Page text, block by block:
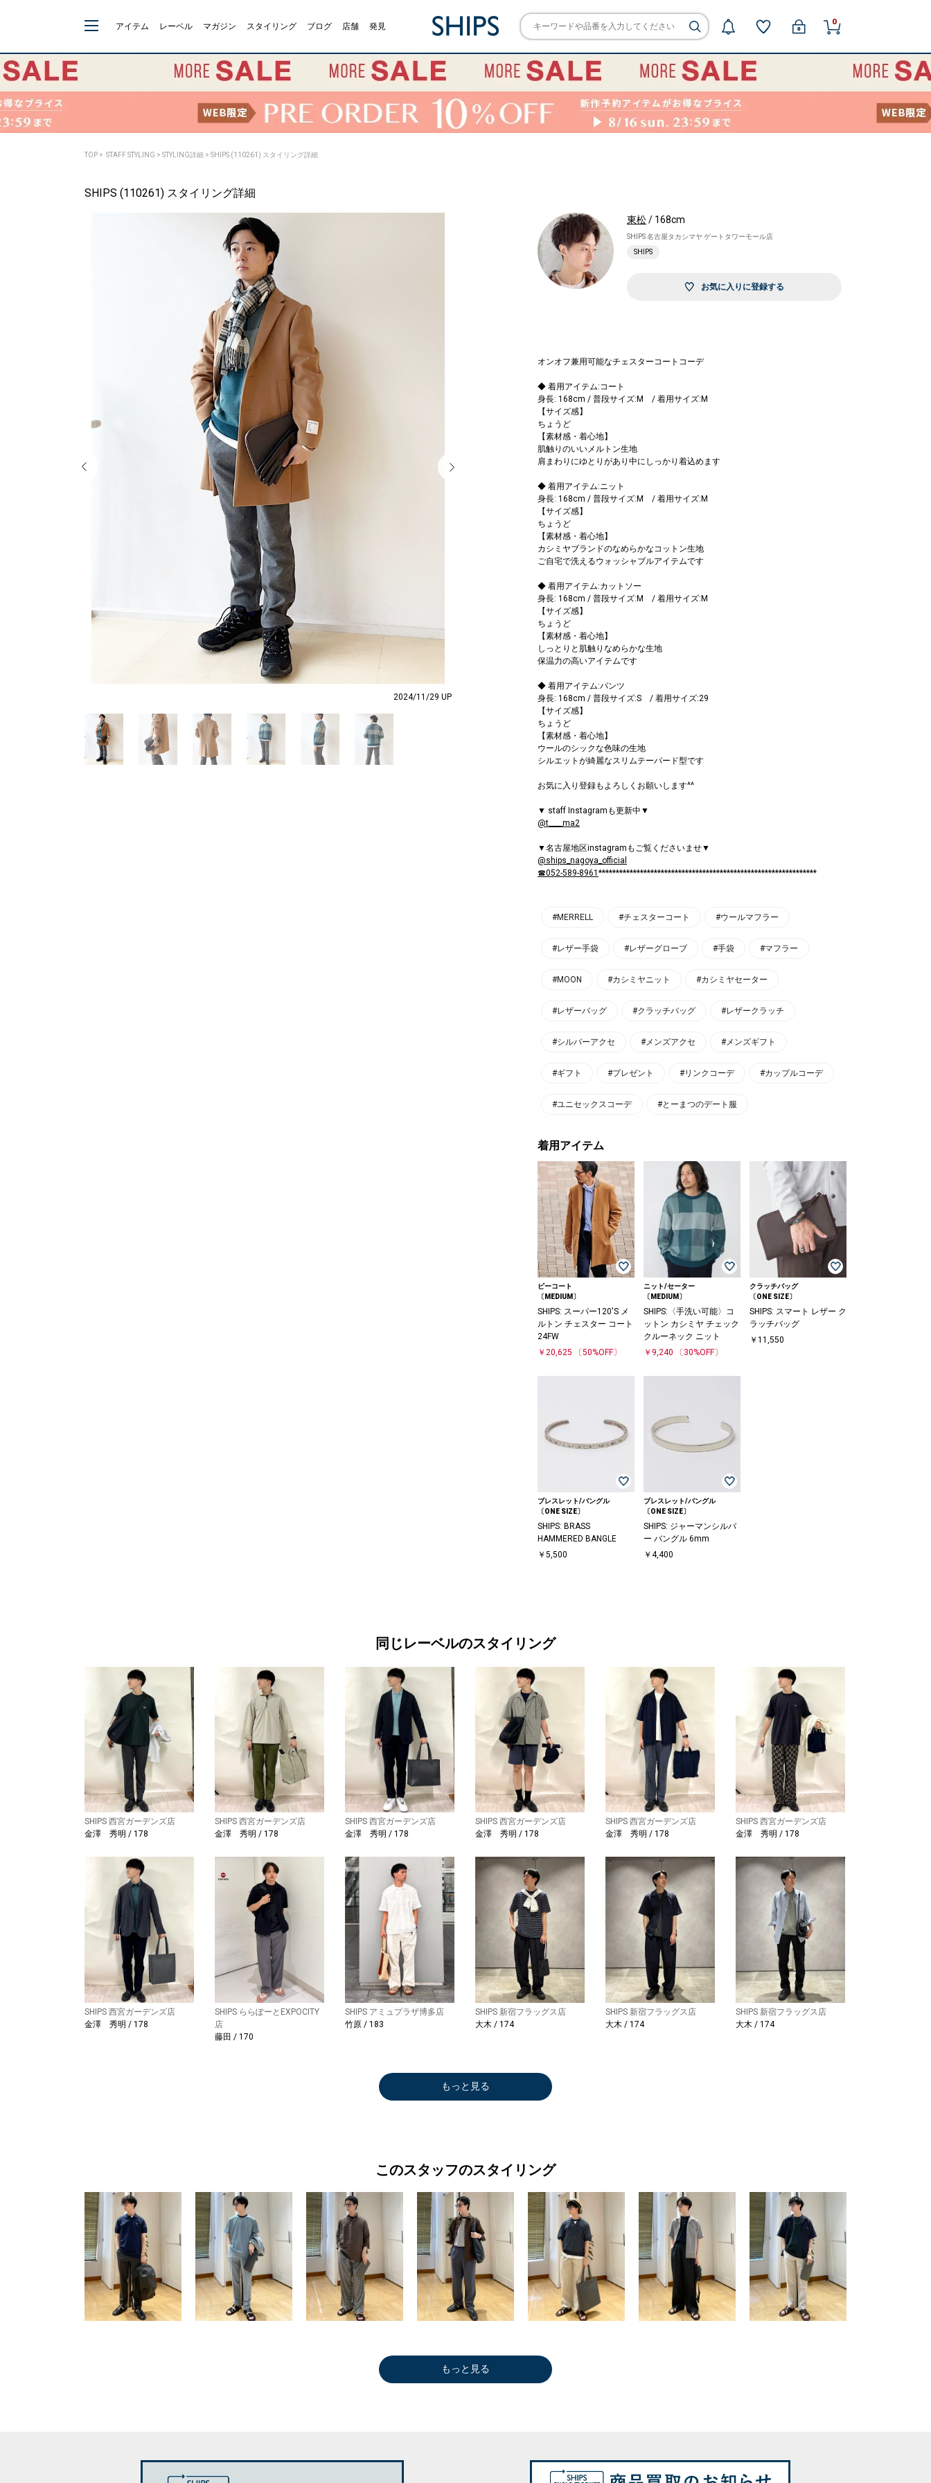
アイテム レーベル マガジン スタイリング ブログ 店舗 発見 0
TOP > STAFF STYLING > STYLING詳細 > SHIPS (110261) スタイリング詳細
SHIPS (110261) スタイリング詳細
2024/11/29 UP
東松/ 168cm
SHIPS 名古屋タカシマヤ ゲートタワーモール店
SHIPS
お気に入りに登録する
オンオフ兼用可能なチェスターコートコーデ
◆ 着用アイテム:コート
身長: 168cm / 普段サイズ:M / 着用サイズ:M
【サイズ感】
ちょうど
【素材感・着心地】
肌触りのいいメルトン生地
肩まわりにゆとりがあり中にしっかり着込めます
◆ 着用アイテム:ニット
身長: 168cm / 普段サイズ:M / 着用サイズ:M
【サイズ感】
ちょうど
【素材感・着心地】
カシミヤブランドのなめらかなコットン生地
ご自宅で洗えるウォッシャブルアイテムです
◆ 着用アイテム:カットソー
身長: 168cm / 普段サイズ:M / 着用サイズ:M
【サイズ感】
ちょうど
【素材感・着心地】
しっとりと肌触りなめらかな生地
保温力の高いアイテムです
◆ 着用アイテム:パンツ
身長: 168cm / 普段サイズ:S / 着用サイズ:29
【サイズ感】
ちょうど
【素材感・着心地】
ウールのシックな色味の生地
シルエットが綺麗なスリムテーパード型です
お気に入り登録もよろしくお願いします^^
▼ staff Instagramも更新中▼
@t____ma2
▼名古屋地区instagramもご覧くださいませ▼
@ships_nagoya_official
☎052-589-8961 ***************************************************************
#MERRELL #チェスターコート #ウールマフラー
#レザー手袋 #レザーグローブ #手袋 #マフラー
#MOON #カシミヤニット #カシミヤセーター
#レザーバッグ #クラッチバッグ #レザークラッチ
#シルバーアクセ #メンズアクセ #メンズギフト
#ギフト #プレゼント #リンクコーデ #カップルコーデ
#ユニセックスコーデ #とーまつのデート服
着用アイテム
ピーコート
〔MEDIUM〕
SHIPS: スーパー120'S メ
ルトン チェスター コート
24FW
￥20,625
〔50%OFF〕
ニット/セーター
〔MEDIUM〕
SHIPS:〈手洗い可能〉コ
ットン カシミヤ チェック
クルーネック ニット
￥9,240
〔30%OFF〕
クラッチバッグ
〔ONE SIZE〕
SHIPS: スマート レザー ク
ラッチバッグ
￥11,550
ブレスレット/バングル
〔ONE SIZE〕
SHIPS: BRASS
HAMMERED BANGLE
￥5,500
ブレスレット/バングル
〔ONE SIZE〕
SHIPS: ジャーマンシルバ
ー バングル 6mm
￥4,400
同じレーベルのスタイリング
SHIPS 西宮ガーデンズ店
金澤 秀明 / 178
SHIPS 西宮ガーデンズ店
金澤 秀明 / 178
SHIPS 西宮ガーデンズ店
金澤 秀明 / 178
SHIPS 西宮ガーデンズ店
金澤 秀明 / 178
SHIPS 西宮ガーデンズ店
金澤 秀明 / 178
SHIPS 西宮ガーデンズ店
金澤 秀明 / 178
SHIPS 西宮ガーデンズ店
金澤 秀明 / 178
SHIPS ららぽーとEXPOCITY
店
藤田 / 170
SHIPS アミュプラザ博多店
竹原 / 183
SHIPS 新宿フラッグス店
大木 / 174
SHIPS 新宿フラッグス店
大木 / 174
SHIPS 新宿フラッグス店
大木 / 174
もっと見る
このスタッフのスタイリング
もっと見る